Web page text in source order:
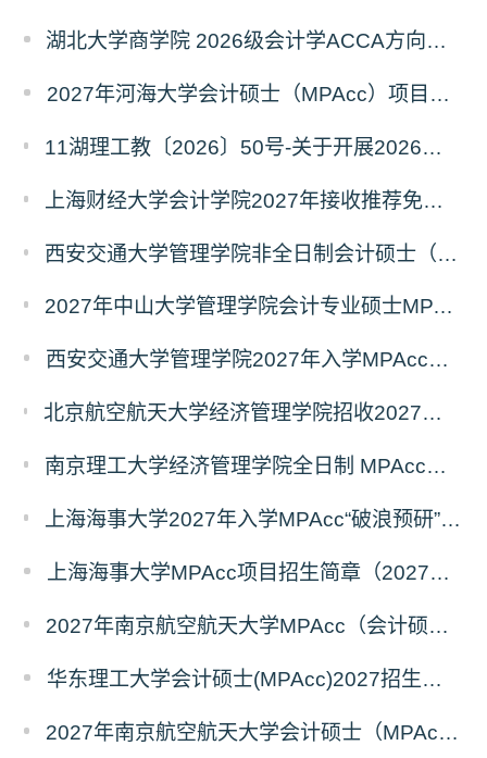
湖北大学商学院 2026级会计学ACCA方向班招生简章
2027年河海大学会计硕士（MPAcc）项目简介
11湖理工教〔2026〕50号-关于开展2026年辅修专业与微专业招生工作的通知
上海财经大学会计学院2027年接收推荐免试研究生（含直博生）预报名的通知
西安交通大学管理学院非全日制会计硕士（MPAcc）2027年报考指南
2027年中山大学管理学院会计专业硕士MPAcc(资本市场方向）招生开启！
西安交通大学管理学院2027年入学MPAcc项目“卓越计划”申请指南
北京航空航天大学经济管理学院招收2027年非全日制会计专业硕士（MPAcc）校园开放日活动
南京理工大学经济管理学院全日制 MPAcc停招及会计学初试科目调整通知
上海海事大学2027年入学MPAcc“破浪预研”系列招生宣讲活动正式发布
上海海事大学MPAcc项目招生简章（2027年）
2027年南京航空航天大学MPAcc（会计硕士）招生简章
华东理工大学会计硕士(MPAcc)2027招生宣传册
2027年南京航空航天大学会计硕士（MPAcc非全日制）招生简章